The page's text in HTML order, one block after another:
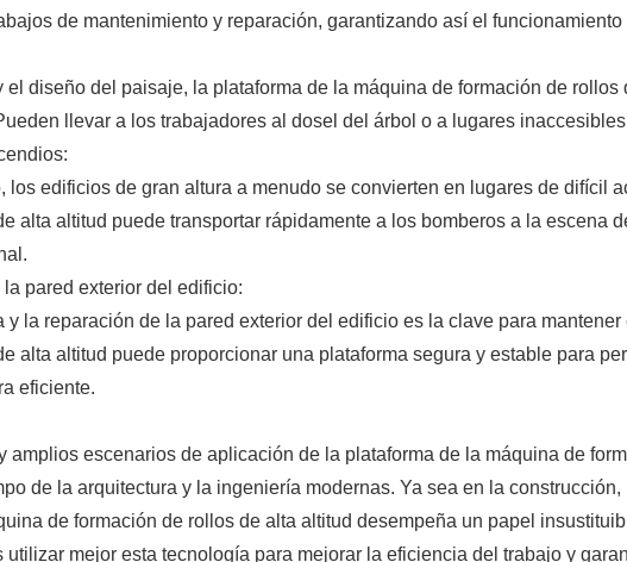
de mantenimiento y reparación, garantizando así el
el diseño del paisaje, la plataforma de la máquina de formación de
llevar a los trabajadores al dosel del árbol o a lugares
los edificios de gran altura a menudo se convierten en lugares de difícil
alta altitud puede transportar rápidamente a los bomberos a la escena
pared exterior del edificio:
y la reparación de la pared exterior del edificio es la clave para
alta altitud puede proporcionar una plataforma segura y estable para
eficiente.
amplios escenarios de aplicación de la plataforma de la máquina de
de la arquitectura y la ingeniería modernas. Ya sea en la
de formación de rollos de alta altitud desempeña un papel
utilizar mejor esta tecnología para mejorar la eficiencia del trabajo y